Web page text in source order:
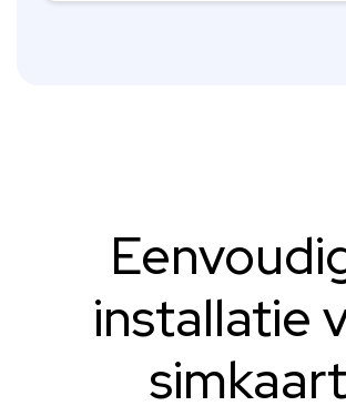
installatie
simkaart